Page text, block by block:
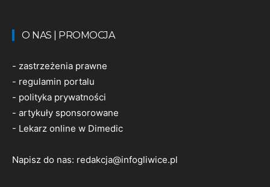
O NAS | PROMOCJA
- zastrzeżenia prawne
- regulamin portalu
- polityka prywatności
- artykuły sponsorowane
- Lekarz online w Dimedic
Napisz do nas: redakcja@infogliwice.pl